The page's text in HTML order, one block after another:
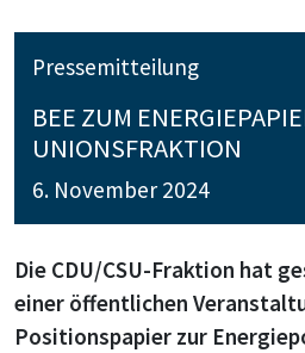
Pressemitteilung
BEE ZUM
UNIONSFRAKTION
6. November 2024
Die CDU/CSU-Fraktion hat
einer öffentlichen
Positionspapier zur